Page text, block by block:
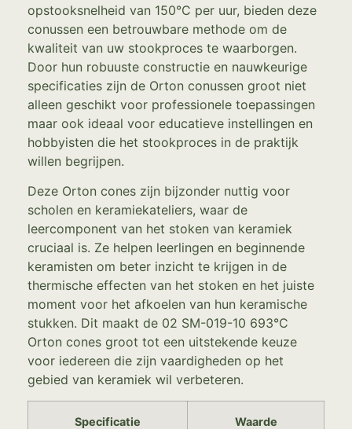
opstooksnelheid van 150°C per uur, bieden deze
conussen een betrouwbare methode om de
kwaliteit van uw stookproces te waarborgen.
Door hun robuuste constructie en nauwkeurige
specificaties zijn de Orton conussen groot niet
alleen geschikt voor professionele toepassingen
maar ook ideaal voor educatieve instellingen en
hobbyisten die het stookproces in de praktijk
willen begrijpen.
Deze Orton cones zijn bijzonder nuttig voor
scholen en keramiekateliers, waar de
leercomponent van het stoken van keramiek
cruciaal is. Ze helpen leerlingen en beginnende
keramisten om beter inzicht te krijgen in de
thermische effecten van het stoken en het juiste
moment voor het afkoelen van hun keramische
stukken. Dit maakt de 02 SM-019-10 693°C
Orton cones groot tot een uitstekende keuze
voor iedereen die zijn vaardigheden op het
gebied van keramiek wil verbeteren.
Specificatie Waarde